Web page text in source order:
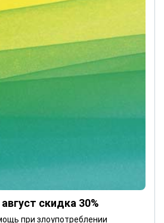
скидка 30%
при злоупотреблении